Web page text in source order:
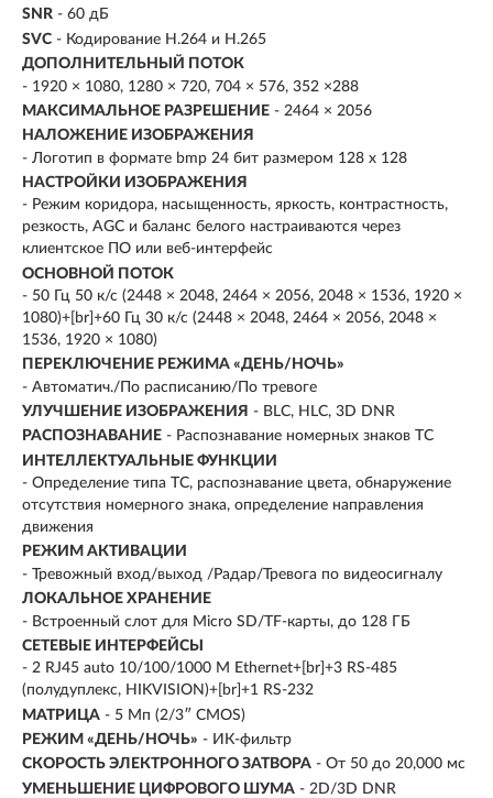
SNR - 60 дБ
SVC - Кодирование H.264 и H.265
ДОПОЛНИТЕЛЬНЫЙ ПОТОК
- 1920 × 1080, 1280 × 720, 704 × 576, 352 ×288
МАКСИМАЛЬНОЕ РАЗРЕШЕНИЕ - 2464 × 2056
НАЛОЖЕНИЕ ИЗОБРАЖЕНИЯ
- Логотип в формате bmp 24 бит размером 128 х 128
НАСТРОЙКИ ИЗОБРАЖЕНИЯ
- Режим коридора, насыщенность, яркость, контрастность,
резкость, AGC и баланс белого настраиваются через
клиентское ПО или веб-интерфейс
ОСНОВНОЙ ПОТОК
- 50 Гц 50 к/с (2448 × 2048, 2464 × 2056, 2048 × 1536, 1920 ×
1080)+[br]+60 Гц 30 к/с (2448 × 2048, 2464 × 2056, 2048 ×
1536, 1920 × 1080)
ПЕРЕКЛЮЧЕНИЕ РЕЖИМА «ДЕНЬ/НОЧЬ»
- Автоматич./По расписанию/По тревоге
УЛУЧШЕНИЕ ИЗОБРАЖЕНИЯ - BLC, HLC, 3D DNR
РАСПОЗНАВАНИЕ - Распознавание номерных знаков ТС
ИНТЕЛЛЕКТУАЛЬНЫЕ ФУНКЦИИ
- Определение типа ТС, распознавание цвета, обнаружение
отсутствия номерного знака, определение направления
движения
РЕЖИМ АКТИВАЦИИ
- Тревожный вход/выход /Радар/Тревога по видеосигналу
ЛОКАЛЬНОЕ ХРАНЕНИЕ
- Встроенный слот для Micro SD/TF-карты, до 128 ГБ
СЕТЕВЫЕ ИНТЕРФЕЙСЫ
- 2 RJ45 auto 10/100/1000 М Ethernet+[br]+3 RS-485
(полудуплекс, HIKVISION)+[br]+1 RS-232
МАТРИЦА - 5 Мп (2/3″ CMOS)
РЕЖИМ «ДЕНЬ/НОЧЬ» - ИК-фильтр
СКОРОСТЬ ЭЛЕКТРОННОГО ЗАТВОРА - От 50 до 20,000 мс
УМЕНЬШЕНИЕ ЦИФРОВОГО ШУМА - 2D/3D DNR